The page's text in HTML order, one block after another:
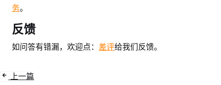
务。
反馈
如问答有错漏，欢迎点： 差评给我们反馈。
上一篇